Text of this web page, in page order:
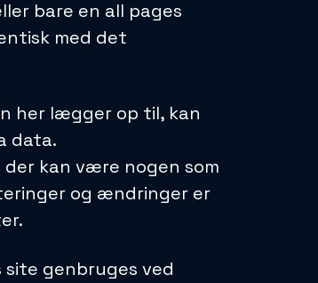
bare en all pages
med det
her lægger op til, kan
data.
kan være nogen som
og ændringer er
genbruges ved